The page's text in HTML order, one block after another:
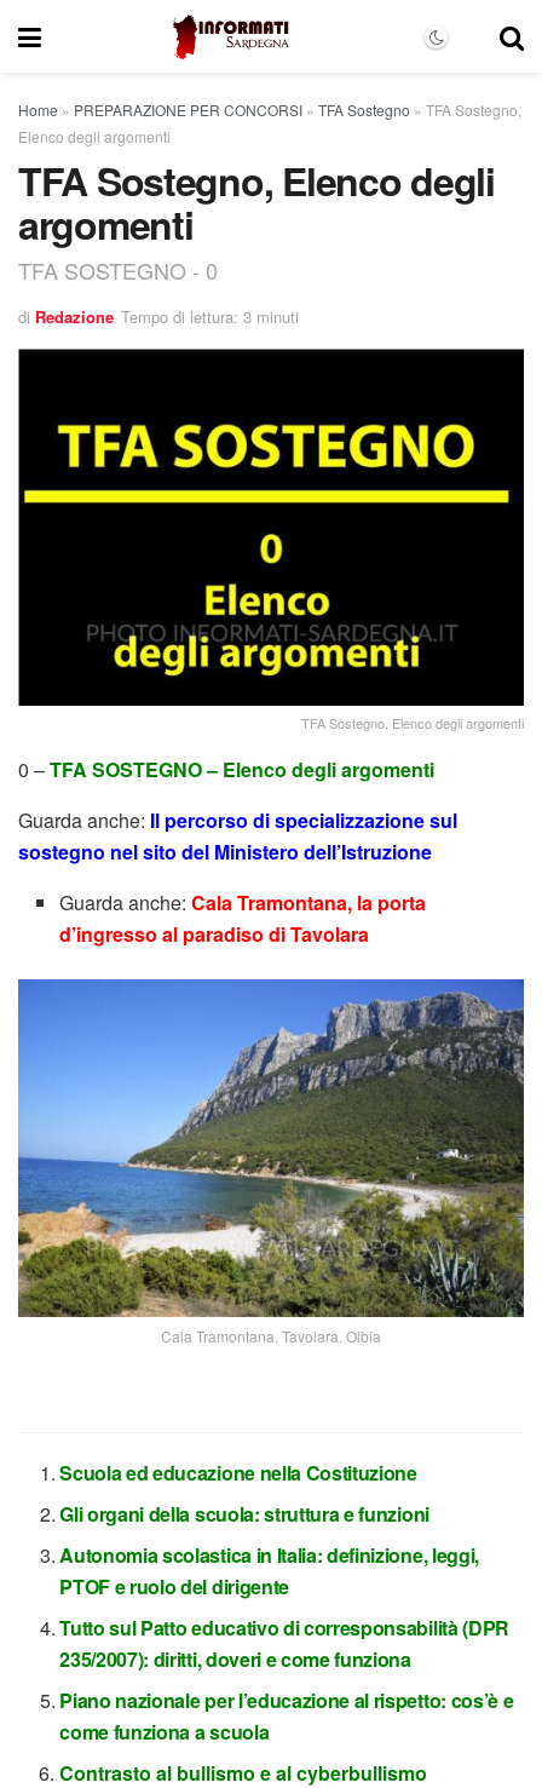
Home » PREPARAZIONE PER CONCORSI » TFA Sostegno » TFA Sostegno,
Elenco degli argomenti
TFA Sostegno, Elenco degli
argomenti
TFA SOSTEGNO - 0
di Redazione Tempo di lettura: 3 minuti
TFA Sostegno, Elenco degli argomenti
0 –TFA SOSTEGNO – Elenco degli argomenti
Guarda anche: Il percorso di specializzazione sul
sostegno nel sito del Ministero dell’Istruzione
Guarda anche:Cala Tramontana, la porta
d’ingresso al paradiso di Tavolara
Cala Tramontana, Tavolara. Olbia
Scuola ed educazione nella Costituzione
Gli organi della scuola: struttura e funzioni
Autonomia scolastica in Italia: definizione, leggi,
PTOF e ruolo del dirigente
Tutto sul Patto educativo di corresponsabilità (DPR
235/2007): diritti, doveri e come funziona
Piano nazionale per l’educazione al rispetto: cos’è e
come funziona a scuola
Contrasto al bullismo e al cyberbullismo